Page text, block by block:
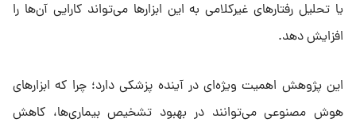
یا تحلیل رفتارهای غیرکلامی به این ابزارها می‌تواند کارایی آن‌ها را
افزایش دهد.
این پژوهش اهمیت ویژه‌ای در آینده پزشکی دارد؛ چرا که ابزارهای
هوش مصنوعی می‌توانند در بهبود تشخیص بیماری‌ها، کاهش